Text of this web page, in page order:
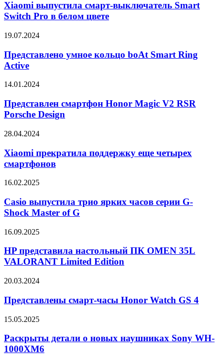
смарт-
выключатель
Smart
Pro
белом
цвете
Xiaomi выпустила смарт-выключатель Smart
Switch Pro в белом цвете
Представлено
кольцо
boAt
Smart
Active
19.07.2024
Представлено умное кольцо boAt Smart Ring
Active
Представлен
Honor
Magic
V2
Porsche
14.01.2024
Представлен смартфон Honor Magic V2 RSR
Porsche Design
Xiaomi
поддержку
еще
четырех
28.04.2024
Xiaomi прекратила поддержку еще четырех
смартфонов
Casio
трио
ярких
часов
G-
Master
of
16.02.2025
Casio выпустила трио ярких часов серии G-
Shock Master of G
HP
настольный
ПК
OMEN
VALORANT
Edition
16.09.2025
HP представила настольный ПК OMEN 35L
VALORANT Limited Edition
Представлены
часы
Honor
Watch
GS
4
20.03.2024
Представлены смарт-часы Honor Watch GS 4
Раскрыты
о
новых
наушниках
15.05.2025
Раскрыты детали о новых наушниках Sony WH-
1000XM6